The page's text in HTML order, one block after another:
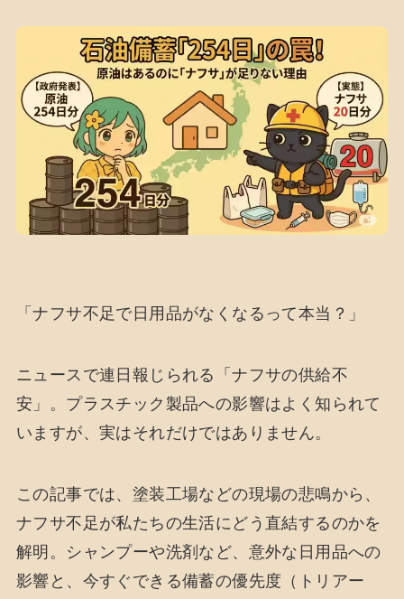
「ナフサ不足で日用品がなくなるって本当？」
ニュースで連日報じられる「ナフサの供給不
安」。プラスチック製品への影響はよく知られて
いますが、実はそれだけではありません。
この記事では、塗装工場などの現場の悲鳴から、
ナフサ不足が私たちの生活にどう直結するのかを
解明。シャンプーや洗剤など、意外な日用品への
影響と、今すぐできる備蓄の優先度（トリアー